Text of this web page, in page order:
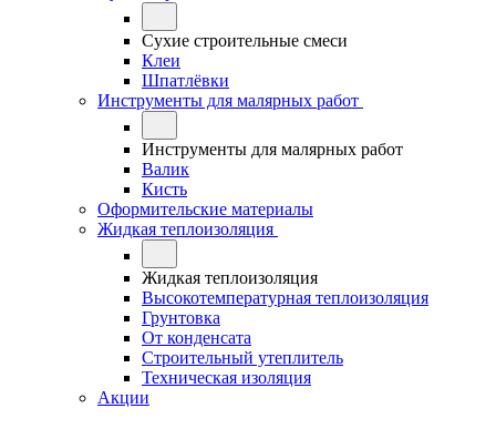
Сухие строительные смеси
Клеи
Шпатлёвки
Инструменты для малярных работ
Инструменты для малярных работ
Валик
Кисть
Оформительские материалы
Жидкая теплоизоляция
Жидкая теплоизоляция
Высокотемпературная теплоизоляция
Грунтовка
От конденсата
Строительный утеплитель
Техническая изоляция
Акции